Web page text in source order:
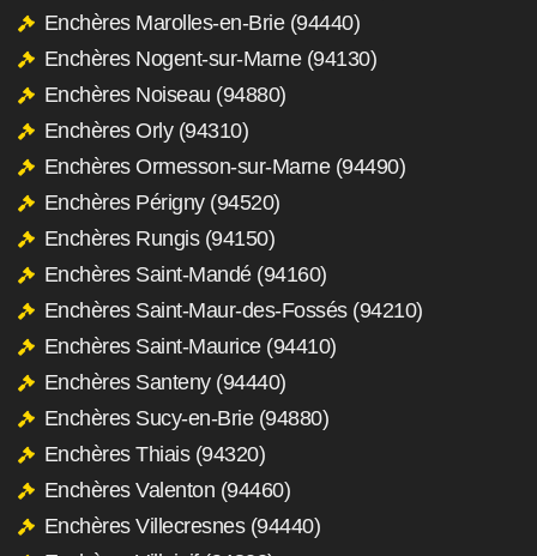
Enchères Marolles-en-Brie (94440)
Enchères Nogent-sur-Marne (94130)
Enchères Noiseau (94880)
Enchères Orly (94310)
Enchères Ormesson-sur-Marne (94490)
Enchères Périgny (94520)
Enchères Rungis (94150)
Enchères Saint-Mandé (94160)
Enchères Saint-Maur-des-Fossés (94210)
Enchères Saint-Maurice (94410)
Enchères Santeny (94440)
Enchères Sucy-en-Brie (94880)
Enchères Thiais (94320)
Enchères Valenton (94460)
Enchères Villecresnes (94440)